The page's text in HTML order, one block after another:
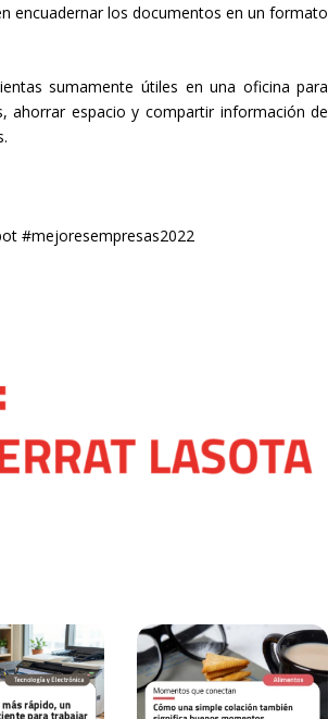
encuadernar los documentos en un formato
sumamente útiles en una oficina para
ahorrar espacio y compartir información de
#mejoresempresas2022